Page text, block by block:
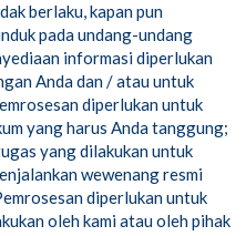
berlaku, kapan pun
pada undang-undang
informasi diperlukan
Anda dan / atau untuk
diperlukan untuk
yang harus Anda tanggung;
yang dilakukan untuk
wewenang resmi
diperlukan untuk
oleh kami atau oleh pihak